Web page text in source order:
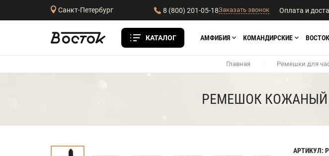
Санкт-Петербург 8 (800) 201-05-18Заказать звонок Оплата и
КАТАЛОГ АМФИБИЯ КОМАНДИРСКИЕ ВОСТОК
Главная / Ремешки для
РЕМЕШОК КОЖАНЫЙ
АРТИКУЛ: